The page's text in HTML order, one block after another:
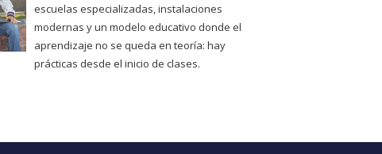
escuelas especializadas, instalaciones
modernas y un modelo educativo donde el
aprendizaje no se queda en teoría: hay
prácticas desde el inicio de clases.